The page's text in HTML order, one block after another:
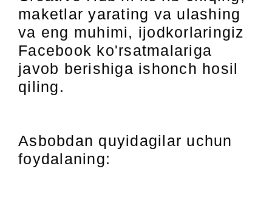
maketlar yarating va ulashing
va eng muhimi, ijodkorlaringiz
Facebook ko'rsatmalariga
javob berishiga ishonch hosil
qiling.
Asbobdan quyidagilar uchun
foydalaning: